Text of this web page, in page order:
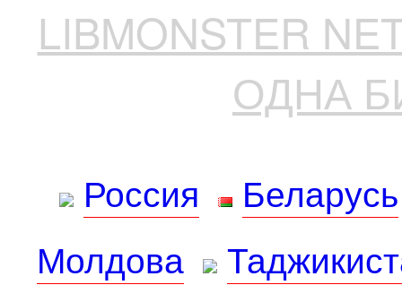
LIBMONSTER
ОДНА
Россия
Беларусь
Молдова